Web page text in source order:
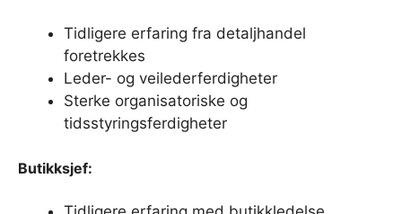
Tidligere erfaring fra detaljhandel
foretrekkes
Leder- og veilederferdigheter
Sterke organisatoriske og
tidsstyringsferdigheter
Butikksjef: